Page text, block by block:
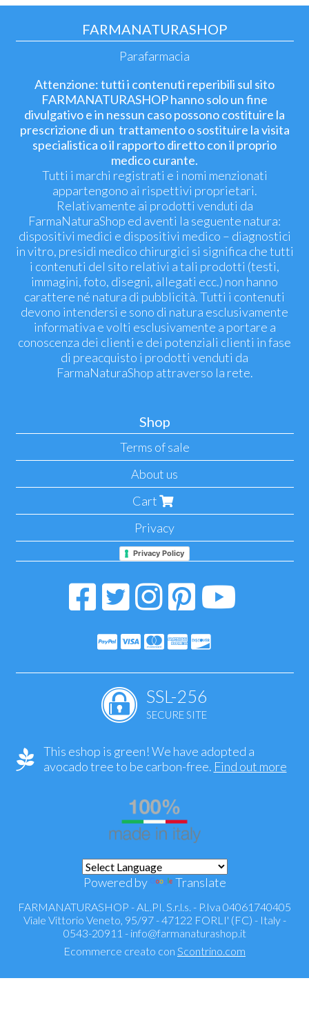
FARMANATURASHOP
Parafarmacia
Attenzione: tutti i contenuti reperibili sul sito
FARMANATURASHOP hanno solo un fine
divulgativo e in nessun caso possono costituire la
prescrizione di un trattamento o sostituire la visita
specialistica o il rapporto diretto con il proprio
medico curante.
Tutti i marchi registrati e i nomi menzionati
appartengono ai rispettivi proprietari.
Relativamente ai prodotti venduti da
FarmaNaturaShop ed aventi la seguente natura:
dispositivi medici e dispositivi medico – diagnostici
in vitro, presidi medico chirurgici si significa che tutti
i contenuti del sito relativi a tali prodotti (testi,
immagini, foto, disegni, allegati ecc.) non hanno
carattere né natura di pubblicità. Tutti i contenuti
devono intendersi e sono di natura esclusivamente
informativa e volti esclusivamente a portare a
conoscenza dei clienti e dei potenziali clienti in fase
di preacquisto i prodotti venduti da
FarmaNaturaShop attraverso la rete.
Shop
Terms of sale
About us
Cart
Privacy
Privacy Policy
SSL-256
SECURE SITE
This eshop is green! We have adopted a
avocado tree to be carbon-free. Find out more
Powered by Translate
FARMANATURASHOP - AL.PI. S.r.l.s. - P.Iva 04061740405
Viale Vittorio Veneto, 95/97 - 47122 FORLI' (FC) - Italy -
0543-20911 - info@farmanaturashop.it
Ecommerce creato con Scontrino.com